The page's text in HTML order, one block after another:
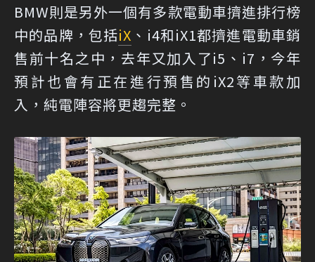
BMW則是另外一個有多款電動車擠進排行榜
中的品牌，包括iX 、i4和iX1都擠進電動車銷
售前十名之中，去年又加入了i5、i7，今年
預計也會有正在進行預售的iX2等車款加
入，純電陣容將更趨完整。